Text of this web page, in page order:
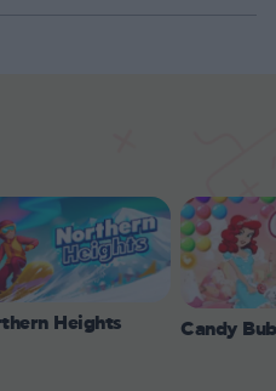
Heights Candy